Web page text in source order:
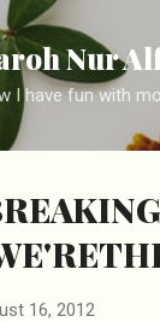
Nur
I have fun with
16, 2012